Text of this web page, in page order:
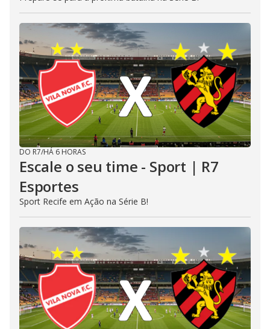
DO R7/HÁ 6 HORAS
Escale o seu time - Sport | R7
Esportes
Sport Recife em Ação na Série B!